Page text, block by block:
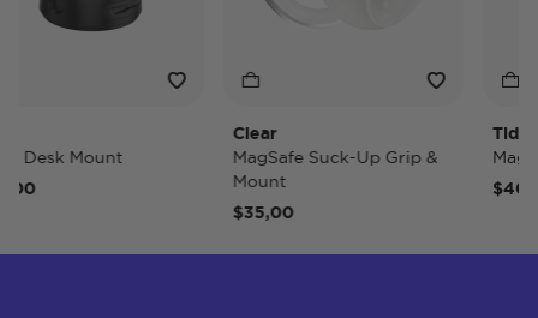
Mount
Clear
MagSafe Suck-Up Grip &
Mount
$35,00
$40,00